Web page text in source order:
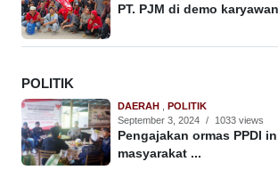
PT. PJM di demo
POLITIK
DAERAH
POLITIK
September 3, 2024 / 1033 views
Pengajakan ormas PPDI
masyarakat ...